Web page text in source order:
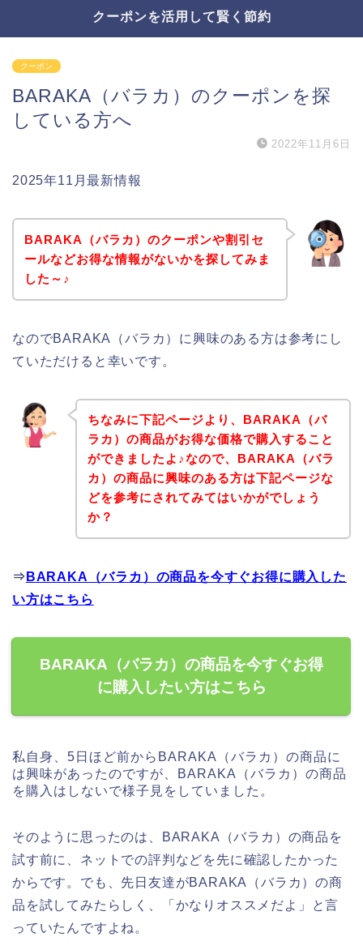
クーポンを活用して賢く節約
クーポン
BARAKA（バラカ）のクーポンを探
している方へ
2022年11月6日
2025年11月最新情報
BARAKA（バラカ）のクーポンや割引セ
ールなどお得な情報がないかを探してみま
した～♪
なのでBARAKA（バラカ）に興味のある方は参考にし
ていただけると幸いです。
ちなみに下記ページより、BARAKA（バ
ラカ）の商品がお得な価格で購入すること
ができましたよ♪なので、BARAKA（バラ
カ）の商品に興味のある方は下記ページな
どを参考にされてみてはいかがでしょう
か？
⇒ BARAKA（バラカ）の商品を今すぐお得に購入した
い方はこちら
BARAKA（バラカ）の商品を今すぐお得
に購入したい方はこちら
私自身、5日ほど前からBARAKA（バラカ）の商品に
は興味があったのですが、BARAKA（バラカ）の商品
を購入はしないで様子見をしていました。
そのように思ったのは、BARAKA（バラカ）の商品を
試す前に、ネットでの評判などを先に確認したかった
からです。でも、先日友達がBARAKA（バラカ）の商
品を試してみたらしく、「かなりオススメだよ」と言
っていたんですよね。